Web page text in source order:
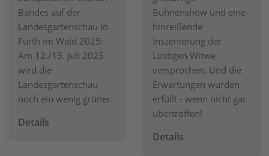
Bandes auf der
Landesgartenschau in
Furth im Wald 2025:
Am 12./13. Juli 2025
wird die
Landesgartenschau
noch ein wenig grüner.
Details
Bühnenshow und eine
hinreißende
Inszenierung der
Lustigen Witwe
versprochen. Und die
Erwartungen wurden
erfüllt - wenn nicht gar
übertroffen!
Details